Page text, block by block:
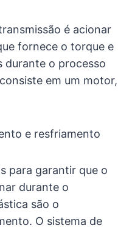
é acionar
fornece o torque e
durante o processo
em um motor,
e resfriamento
para garantir que o
durante o
são o
O sistema de